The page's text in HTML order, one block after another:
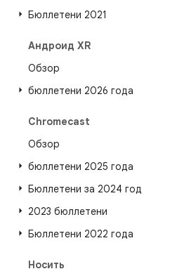
Бюллетени 2021
Андроид XR
Обзор
бюллетени 2026 года
Chromecast
Обзор
бюллетени 2025 года
Бюллетени за 2024 год
2023 бюллетени
Бюллетени 2022 года
Носить